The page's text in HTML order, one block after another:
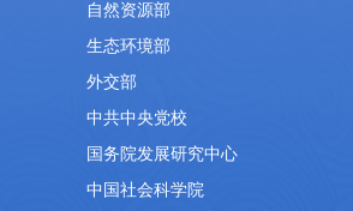
自然资源部
生态环境部
外交部
中共中央党校
国务院发展研究中心
中国社会科学院